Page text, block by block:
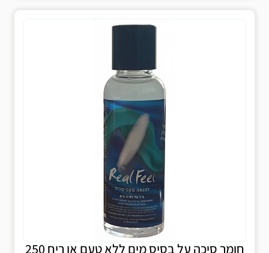
חומר סיכה על בסיס מים ללא טעם או ריח 250